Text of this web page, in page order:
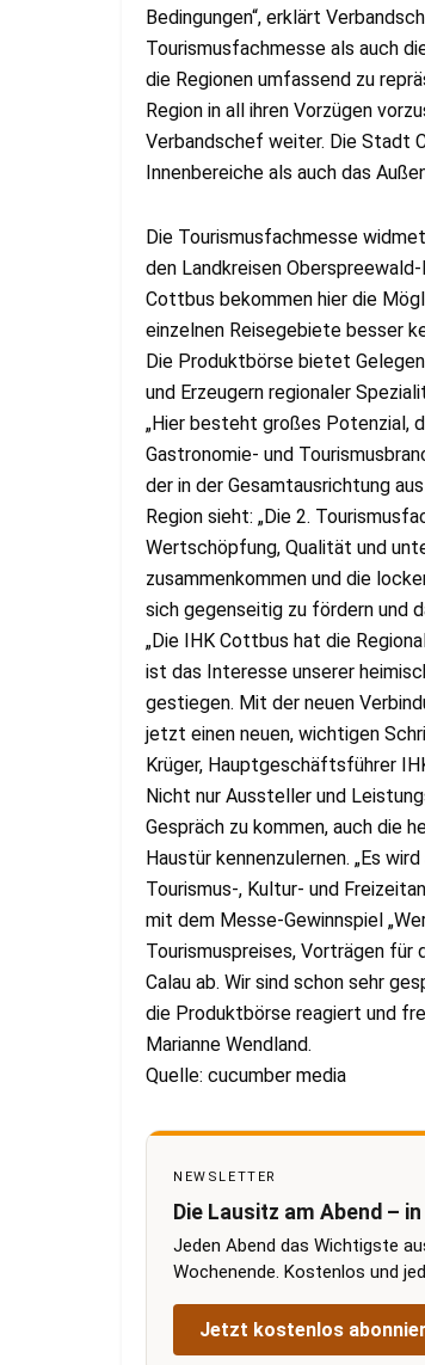
Bedingungen“, erklärt
Tourismusfachmesse als auch
die Regionen umfassend zu
Region in all ihren Vorzügen
Verbandschef weiter. Die Stadt
Innenbereiche als auch das
Die Tourismusfachmesse
den Landkreisen
Cottbus bekommen hier die
einzelnen Reisegebiete besser
Die Produktbörse bietet
und Erzeugern regionaler
„Hier besteht großes Potenzial,
Gastronomie- und
der in der Gesamtausrichtung
Region sieht: „Die 2.
Wertschöpfung, Qualität und
zusammenkommen und die
sich gegenseitig zu fördern und
„Die IHK Cottbus hat die
ist das Interesse unserer
gestiegen. Mit der neuen
jetzt einen neuen, wichtigen
Krüger, Hauptgeschäftsführer
Nicht nur Aussteller und
Gespräch zu kommen, auch die
Haustür kennenzulernen. „Es
Tourismus-, Kultur- und
mit dem Messe-Gewinnspiel
Tourismuspreises, Vorträgen für
Calau ab. Wir sind schon sehr
die Produktbörse reagiert und
Marianne Wendland.
Quelle: cucumber media
NEWSLETTER
Die Lausitz am Abend –
Jeden Abend das Wichtigste
Wochenende. Kostenlos und
Jetzt kostenlos